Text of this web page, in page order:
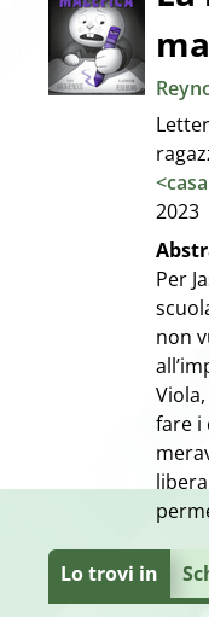
del
2023
Per
non
fare i
Lo trovi in